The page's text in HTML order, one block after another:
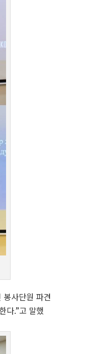
사단원 파견
다.”고 말했